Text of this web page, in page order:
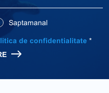
Saptamanal
de confidentialitate *